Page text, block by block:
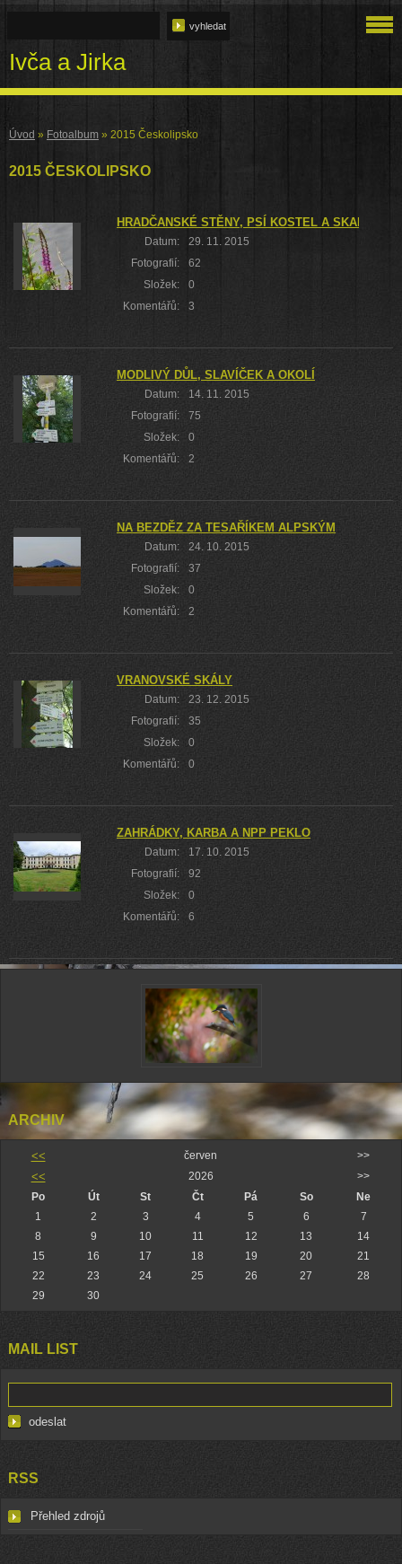
Ivča a Jirka
Úvod » Fotoalbum » 2015 Českolipsko
2015 ČESKOLIPSKO
HRADČANSKÉ STĚNY, PSÍ KOSTEL A SKALNÍ
Datum:
29. 11. 2015
Fotografií:
62
Složek:
0
Komentářů:
3
MODLIVÝ DŮL, SLAVÍČEK A OKOLÍ
Datum:
14. 11. 2015
Fotografií:
75
Složek:
0
Komentářů:
2
NA BEZDĚZ ZA TESAŘÍKEM ALPSKÝM
Datum:
24. 10. 2015
Fotografií:
37
Složek:
0
Komentářů:
2
VRANOVSKÉ SKÁLY
Datum:
23. 12. 2015
Fotografií:
35
Složek:
0
Komentářů:
0
ZAHRÁDKY, KARBA A NPP PEKLO
Datum:
17. 10. 2015
Fotografií:
92
Složek:
0
Komentářů:
6
ARCHIV
<< červen >>
<< 2026
>>
Po
Út St Čt Pá So
Ne
1
2 3 4 5 6
7
8
9 10 11 12 13
14
15
16 17 18 19 20
21
22
23 24 25 26 27
28
29
30
MAIL LIST
RSS
Přehled zdrojů